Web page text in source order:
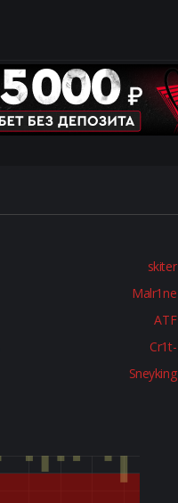
skiter
Malr1ne
ATF
Cr1t-
Sneyking